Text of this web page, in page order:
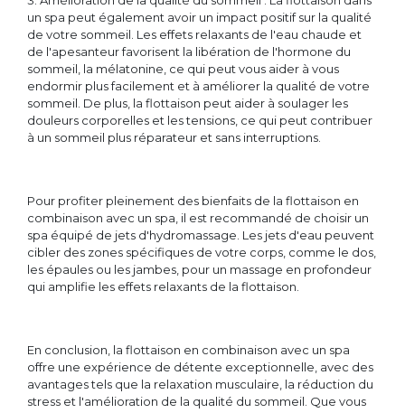
un spa peut également avoir un impact positif sur la qualité
de votre sommeil. Les effets relaxants de l'eau chaude et
de l'apesanteur favorisent la libération de l'hormone du
sommeil, la mélatonine, ce qui peut vous aider à vous
endormir plus facilement et à améliorer la qualité de votre
sommeil. De plus, la flottaison peut aider à soulager les
douleurs corporelles et les tensions, ce qui peut contribuer
à un sommeil plus réparateur et sans interruptions.
Pour profiter pleinement des bienfaits de la flottaison en
combinaison avec un spa, il est recommandé de choisir un
spa équipé de jets d'hydromassage. Les jets d'eau peuvent
cibler des zones spécifiques de votre corps, comme le dos,
les épaules ou les jambes, pour un massage en profondeur
qui amplifie les effets relaxants de la flottaison.
En conclusion, la flottaison en combinaison avec un spa
offre une expérience de détente exceptionnelle, avec des
avantages tels que la relaxation musculaire, la réduction du
stress et l'amélioration de la qualité du sommeil. Que vous